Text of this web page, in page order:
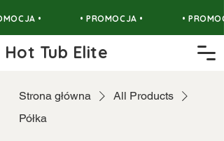
Hot Tub Elite
• • PROMOCJA • •
Strona główna
All Products
Półka